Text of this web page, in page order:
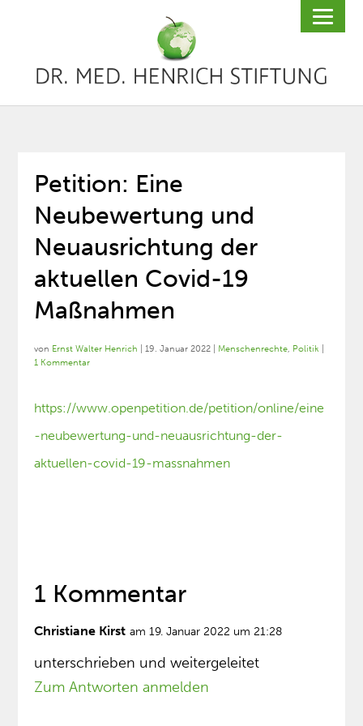
Petition: Eine
Neubewertung und
Neuausrichtung der
aktuellen Covid-19
Maßnahmen
von Ernst Walter Henrich |19. Januar 2022 Menschenrechte, Politik
1 Kommentar
https://www.openpetition.de/petition/online/eine
-neubewertung-und-neuausrichtung-der-
aktuellen-covid-19-massnahmen
1 Kommentar
Christiane Kirst am 19. Januar 2022 um 21:28
unterschrieben und weitergeleitet
Zum Antworten anmelden